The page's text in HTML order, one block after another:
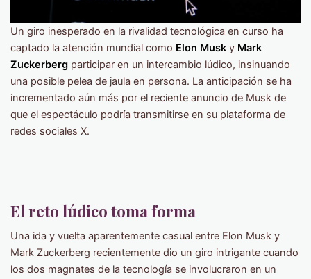
Un giro inesperado en la rivalidad tecnológica en curso ha
captado la atención mundial como Elon Musk y Mark
Zuckerberg participar en un intercambio lúdico, insinuando
una posible pelea de jaula en persona. La anticipación se ha
incrementado aún más por el reciente anuncio de Musk de
que el espectáculo podría transmitirse en su plataforma de
redes sociales X.
El reto lúdico toma forma
Una ida y vuelta aparentemente casual entre Elon Musk y
Mark Zuckerberg recientemente dio un giro intrigante cuando
los dos magnates de la tecnología se involucraron en un